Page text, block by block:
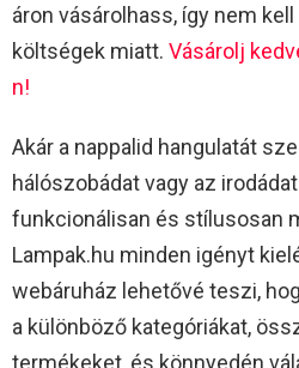
áron vásárolhass, így nem
költségek miatt. Vásárolj
n!
Akár a nappalid hangulatát
hálószobádat vagy az
funkcionálisan és stílusosan
Lampak.hu minden igényt
webáruház lehetővé teszi,
a különböző kategóriákat,
termékeket, és könnyedén